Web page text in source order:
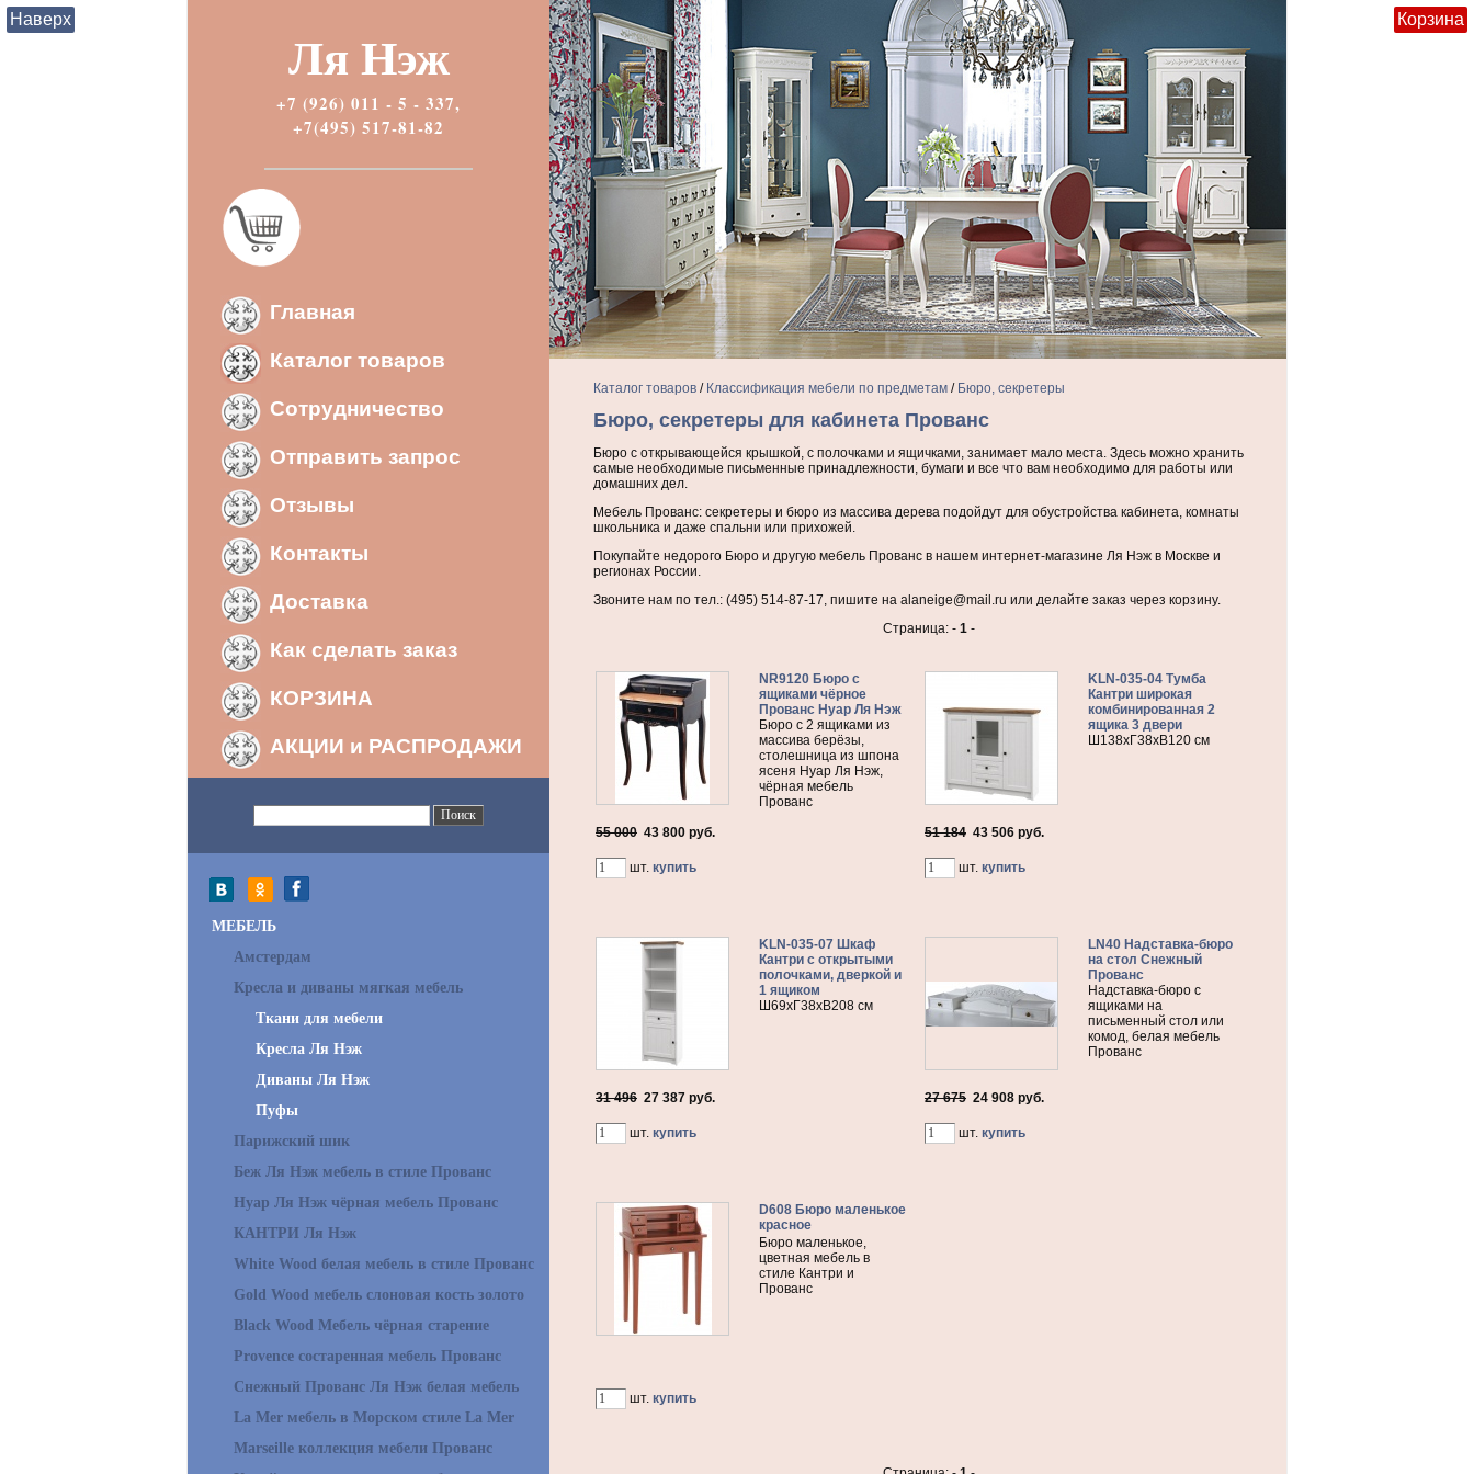
Ля Нэж
+7 (926) 011 - 5 - 337,
+7(495) 517-81-82
Главная
Каталог товаров
Сотрудничество
Отправить запрос
Отзывы
Контакты
Доставка
Как сделать заказ
КОРЗИНА
АКЦИИ и РАСПРОДАЖИ
МЕБЕЛЬ
Амстердам
Кресла и диваны мягкая мебель
Ткани для мебели
Кресла Ля Нэж
Диваны Ля Нэж
Пуфы
Парижский шик
Беж Ля Нэж мебель в стиле Прованс
Нуар Ля Нэж чёрная мебель Прованс
КАНТРИ Ля Нэж
White Wood белая мебель в стиле Прованс
Gold Wood мебель слоновая кость золото
Black Wood Мебель чёрная старение
Provence состаренная мебель Прованс
Снежный Прованс Ля Нэж белая мебель
La Mer мебель в Морском стиле La Mer
Marseille коллекция мебели Прованс
Каталог товаров / Классификация мебели по предметам / Бюро, секретеры
Корзина
Бюро, секретеры для кабинета Прованс
Бюро с открывающейся крышкой, с полочками и ящичками, занимает мало места. Здесь можно хранить
самые необходимые письменные принадлежности, бумаги и все что вам необходимо для работы или
домашних дел.
Мебель Прованс: секретеры и бюро из массива дерева подойдут для обустройства кабинета, комнаты
школьника и даже спальни или прихожей.
Покупайте недорого Бюро и другую мебель Прованс в нашем интернет-магазине Ля Нэж в Москве и
регионах России.
Звоните нам по тел.: (495) 514-87-17, пишите на alaneige@mail.ru или делайте заказ через корзину.
Страница: - 1 -
55 000 43 800 руб.
шт. купить
NR9120 Бюро с
ящиками чёрное
Прованс Нуар Ля Нэж
Бюро с 2 ящиками из
массива берёзы,
столешница из шпона
ясеня Нуар Ля Нэж,
чёрная мебель
Прованс
51 184 43 506 руб.
шт. купить
KLN-035-04 Тумба
Кантри широкая
комбинированная 2
ящика 3 двери
Ш138хГ38хВ120 см
31 496 27 387 руб.
шт. купить
KLN-035-07 Шкаф
Кантри с открытыми
полочками, дверкой и
1 ящиком
Ш69хГ38хВ208 см
27 675 24 908 руб.
шт. купить
LN40 Надставка-бюро
на стол Снежный
Прованс
Надставка-бюро с
ящиками на
письменный стол или
комод, белая мебель
Прованс
шт. купить
D608 Бюро маленькое
красное
Бюро маленькое,
цветная мебель в
стиле Кантри и
Прованс
Наверх